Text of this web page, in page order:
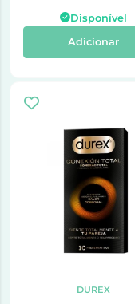
Disponível
Adicionar
DUREX